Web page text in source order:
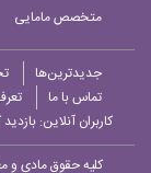
متخصص مامایی
جدیدترین‌ها
تماس با ما
کاربران آنلاین:بازدید کل:
کلیه حقوق مادی و